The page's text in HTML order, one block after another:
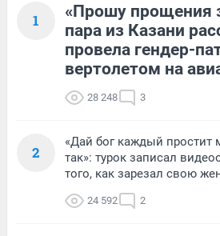
1
«Прошу прощения
пара из Казани
провела гендер-
вертолетом на
28 248 3
2
«Дай бог каждый простит
так»: турок записал
того, как зарезал свою
24 592 2